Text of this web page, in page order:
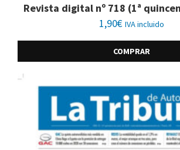
Revista digital nº 718 (1ª
1,90€ IVA incluido
COMPRAR